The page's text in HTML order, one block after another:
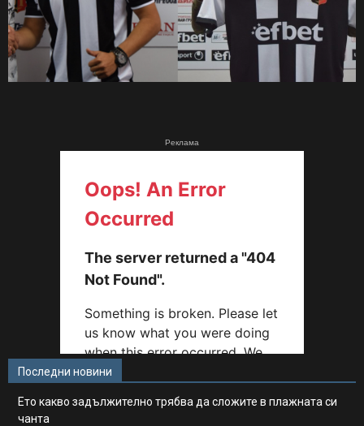
Реклама
Последни новини
Ето какво задължително трябва да сложите в плажната си
чанта